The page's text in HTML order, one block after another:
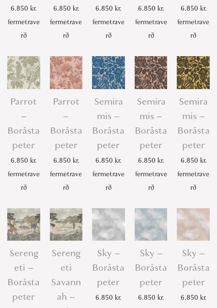
6.850 kr.
fermetrave
rð
6.850 kr.
fermetrave
rð
6.850 kr.
fermetrave
rð
6.850 kr.
fermetrave
rð
6.850 kr.
fermetrave
rð
Parrot
–
Boråsta
peter
6.850 kr.
fermetrave
rð
Parrot
–
Boråsta
peter
6.850 kr.
fermetrave
rð
Semira
mis –
Boråsta
peter
6.850 kr.
fermetrave
rð
Semira
mis –
Boråsta
peter
6.850 kr.
fermetrave
rð
Semira
mis –
Boråsta
peter
6.850 kr.
fermetrave
rð
Sereng
eti –
Boråsta
peter
Sereng
eti
Savann
ah –
Sky –
Boråsta
peter
6.850 kr.
Sky –
Boråsta
peter
6.850 kr.
Sky –
Boråsta
peter
6.850 kr.